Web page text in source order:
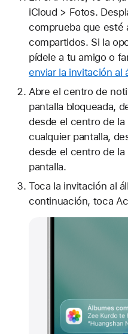
iCloud > Fotos.
comprueba que esté
compartidos. Si la
pídele a tu amigo o
enviar la invitación al
Abre el centro de
pantalla bloqueada,
desde el centro de la
cualquier pantalla,
desde el centro de la
pantalla.
Toca la invitación al
continuación, toca